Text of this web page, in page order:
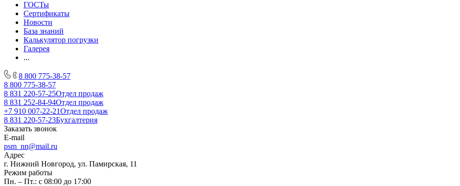
ГОСТы
Сертификаты
Новости
База знаний
Калькулятор погрузки
Галерея
...
8 800 775-38-57
8 800 775-38-57
8 831 220-57-25Отдел продаж
8 831 252-84-94Отдел продаж
+7 910 007-22-21Отдел продаж
8 831 220-57-23Бухгалтерия
Заказать звонок
E-mail
psm_nn@mail.ru
Адрес
г. Нижний Новгород, ул. Памирская, 11
Режим работы
Пн. – Пт.: с 08:00 до 17:00